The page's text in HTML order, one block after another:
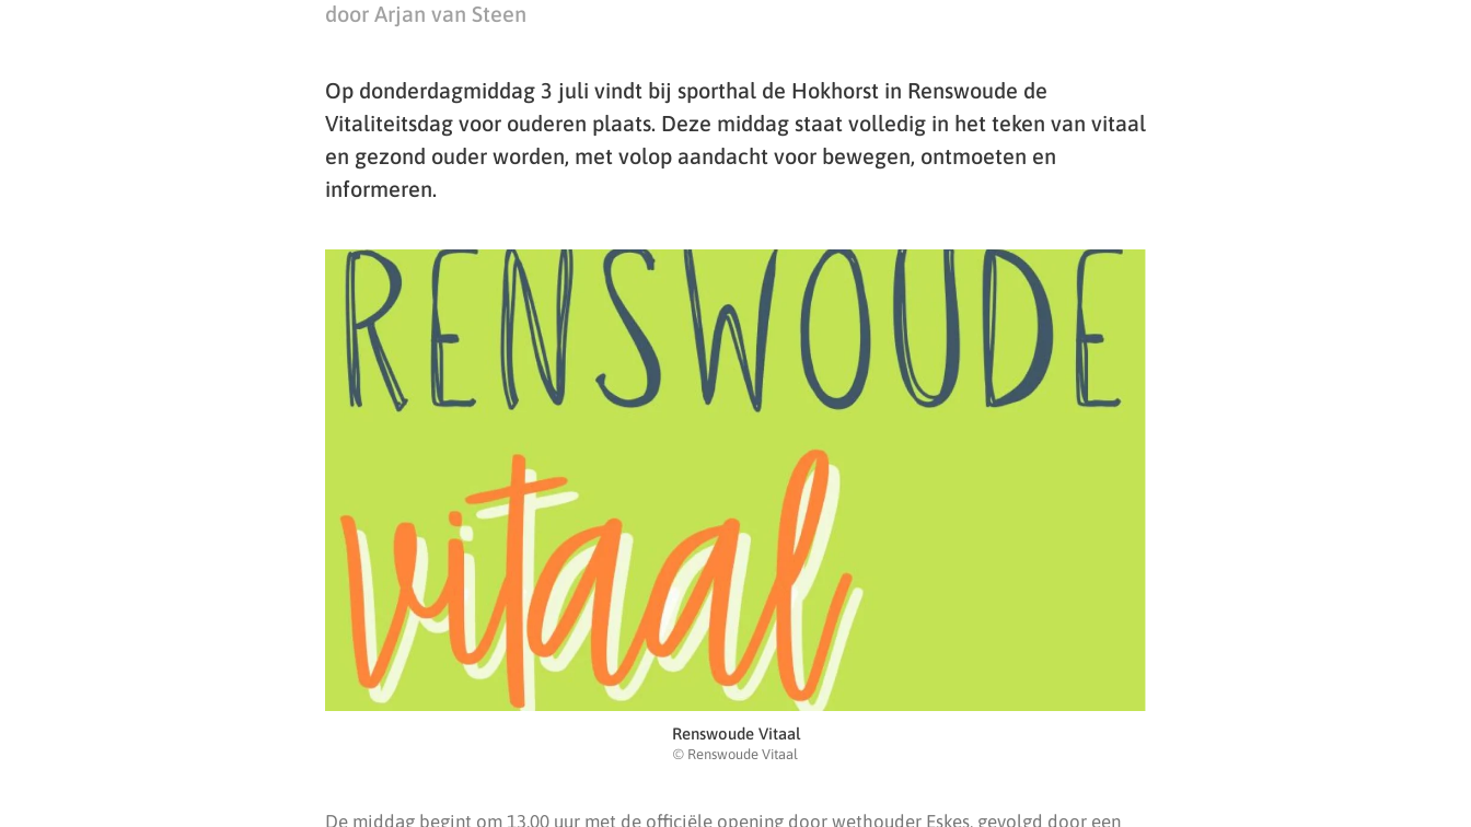
door Arjan van Steen
Op donderdagmiddag 3 juli vindt bij sporthal de Hokhorst in Renswoude de
Vitaliteitsdag voor ouderen plaats. Deze middag staat volledig in het teken van vitaal
en gezond ouder worden, met volop aandacht voor bewegen, ontmoeten en
informeren.
Renswoude Vitaal
© Renswoude Vitaal
De middag begint om 13.00 uur met de officiële opening door wethouder Eskes, gevolgd door een